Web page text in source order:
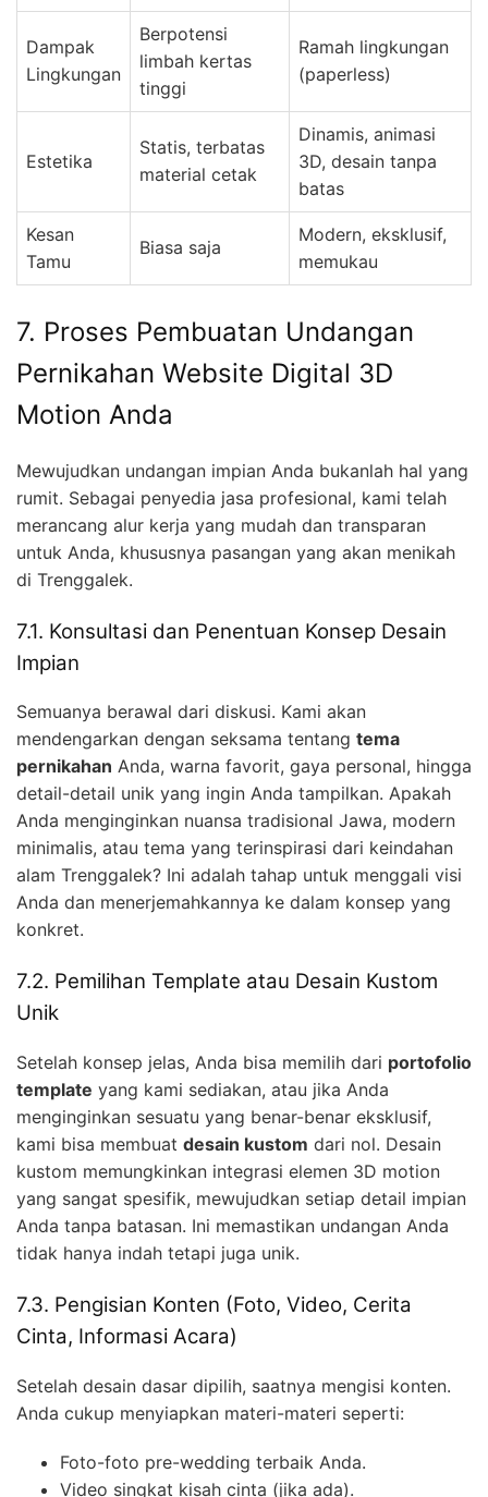
Dampak
Lingkungan
Berpotensi
limbah kertas
tinggi
Ramah lingkungan
(paperless)
Estetika
Statis, terbatas
material cetak
Dinamis, animasi
3D, desain tanpa
batas
Kesan
Tamu
Biasa saja
Modern, eksklusif,
memukau
7. Proses Pembuatan Undangan
Pernikahan Website Digital 3D
Motion Anda
Mewujudkan undangan impian Anda bukanlah hal yang
rumit. Sebagai penyedia jasa profesional, kami telah
merancang alur kerja yang mudah dan transparan
untuk Anda, khususnya pasangan yang akan menikah
di Trenggalek.
7.1. Konsultasi dan Penentuan Konsep Desain
Impian
Semuanya berawal dari diskusi. Kami akan
mendengarkan dengan seksama tentang tema
pernikahan Anda, warna favorit, gaya personal, hingga
detail-detail unik yang ingin Anda tampilkan. Apakah
Anda menginginkan nuansa tradisional Jawa, modern
minimalis, atau tema yang terinspirasi dari keindahan
alam Trenggalek? Ini adalah tahap untuk menggali visi
Anda dan menerjemahkannya ke dalam konsep yang
konkret.
7.2. Pemilihan Template atau Desain Kustom
Unik
Setelah konsep jelas, Anda bisa memilih dari portofolio
template yang kami sediakan, atau jika Anda
menginginkan sesuatu yang benar-benar eksklusif,
kami bisa membuat desain kustom dari nol. Desain
kustom memungkinkan integrasi elemen 3D motion
yang sangat spesifik, mewujudkan setiap detail impian
Anda tanpa batasan. Ini memastikan undangan Anda
tidak hanya indah tetapi juga unik.
7.3. Pengisian Konten (Foto, Video, Cerita
Cinta, Informasi Acara)
Setelah desain dasar dipilih, saatnya mengisi konten.
Anda cukup menyiapkan materi-materi seperti:
Foto-foto pre-wedding terbaik Anda.
Video singkat kisah cinta (jika ada).